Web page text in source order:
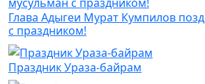
Глава Адыгеи Мурат Кумпилов
с праздником!
Праздник Ураза-байрам